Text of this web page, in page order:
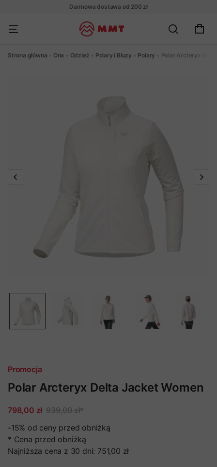
Darmowa dostawa od 200 zł
Strona główna Ona Odzież Polary i Bluzy Polary Polar Arcteryx
Promocja
Polar Arcteryx Delta Jacket Women
798,00 zł 939,00 zł*
-15% od ceny przed obniżką
* Cena przed obniżką
Najniższa cena z 30 dni: 751,00 zł